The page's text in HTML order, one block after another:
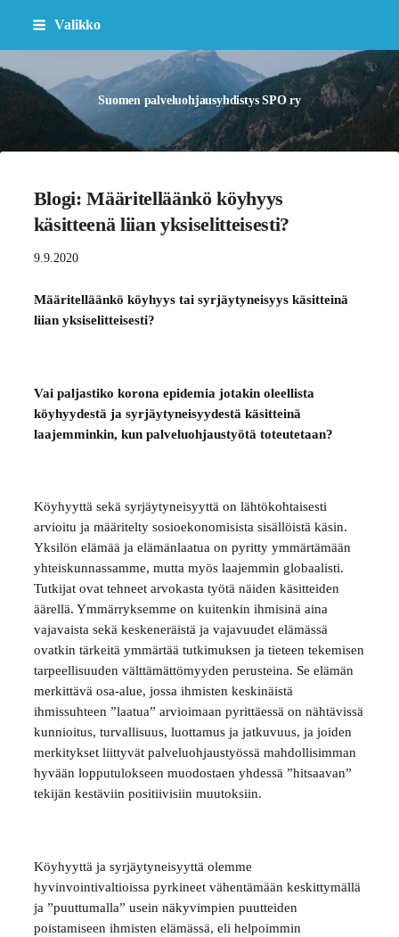
Siirry
Valikko
Suomen palveluohjausyhdistys SPO ry
Blogi: Määritelläänkö köyhyys
käsitteenä liian yksiselitteisesti?
9.9.2020
Määritelläänkö köyhyys tai syrjäytyneisyys käsitteinä
liian yksiselitteisesti?
Vai paljastiko korona epidemia jotakin oleellista
köyhyydestä ja syrjäytyneisyydestä käsitteinä
laajemminkin, kun palveluohjaustyötä toteutetaan?
Köyhyyttä sekä syrjäytyneisyyttä on lähtökohtaisesti
arvioitu ja määritelty sosioekonomisista sisällöistä käsin.
Yksilön elämää ja elämänlaatua on pyritty ymmärtämään
yhteiskunnassamme, mutta myös laajemmin globaalisti.
Tutkijat ovat tehneet arvokasta työtä näiden käsitteiden
äärellä. Ymmärryksemme on kuitenkin ihmisinä aina
vajavaista sekä keskeneräistä ja vajavuudet elämässä
ovatkin tärkeitä ymmärtää tutkimuksen ja tieteen tekemisen
tarpeellisuuden välttämättömyyden perusteina. Se elämän
merkittävä osa-alue, jossa ihmisten keskinäistä
ihmissuhteen ”laatua” arvioimaan pyrittäessä on nähtävissä
kunnioitus, turvallisuus, luottamus ja jatkuvuus, ja joiden
merkitykset liittyvät palveluohjaustyössä mahdollisimman
hyvään lopputulokseen muodostaen yhdessä ”hitsaavan”
tekijän kestäviin positiivisiin muutoksiin.
Köyhyyttä ja syrjäytyneisyyttä olemme
hyvinvointivaltioissa pyrkineet vähentämään keskittymällä
ja ”puuttumalla” usein näkyvimpien puutteiden
poistamiseen ihmisten elämässä, eli helpoimmin